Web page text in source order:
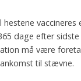
hestene vaccineres
dage efter sidste
må være
til stævne.